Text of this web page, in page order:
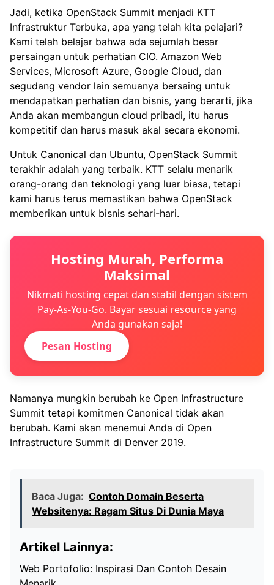
Jadi, ketika OpenStack Summit menjadi KTT
Infrastruktur Terbuka, apa yang telah kita pelajari?
Kami telah belajar bahwa ada sejumlah besar
persaingan untuk perhatian CIO. Amazon Web
Services, Microsoft Azure, Google Cloud, dan
segudang vendor lain semuanya bersaing untuk
mendapatkan perhatian dan bisnis, yang berarti, jika
Anda akan membangun cloud pribadi, itu harus
kompetitif dan harus masuk akal secara ekonomi.
Untuk Canonical dan Ubuntu, OpenStack Summit
terakhir adalah yang terbaik. KTT selalu menarik
orang-orang dan teknologi yang luar biasa, tetapi
kami harus terus memastikan bahwa OpenStack
memberikan untuk bisnis sehari-hari.
Hosting Murah, Performa
Maksimal
Nikmati hosting cepat dan stabil dengan sistem
Pay-As-You-Go. Bayar sesuai resource yang
Anda gunakan saja!
Pesan Hosting
Namanya mungkin berubah ke Open Infrastructure
Summit tetapi komitmen Canonical tidak akan
berubah. Kami akan menemui Anda di Open
Infrastructure Summit di Denver 2019.
Baca Juga: Contoh Domain Beserta
Websitenya: Ragam Situs Di Dunia Maya
Artikel Lainnya:
Web Portofolio: Inspirasi Dan Contoh Desain